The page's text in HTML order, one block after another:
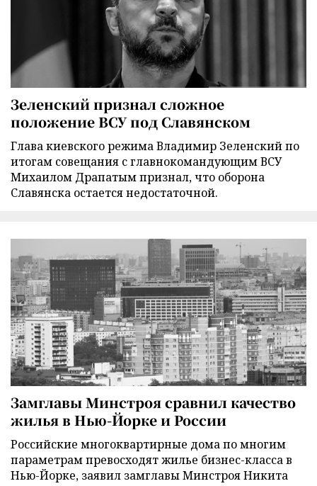
Зеленский признал сложное
положение ВСУ под Славянском
Глава киевского режима Владимир Зеленский по
итогам совещания с главнокомандующим ВСУ
Михаилом Драпатым признал, что оборона
Славянска остается недостаточной.
Замглавы Минстроя сравнил качество
жилья в Нью-Йорке и России
Российские многоквартирные дома по многим
параметрам превосходят жилье бизнес-класса в
Нью-Йорке, заявил замглавы Минстроя Никита